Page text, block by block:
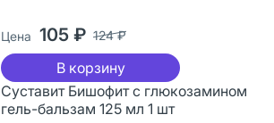
Цена 105 ₽ 124 ₽
В корзину
Суставит Бишофит с глюкозамином
гель-бальзам 125 мл 1 шт